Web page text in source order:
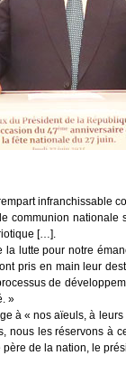
infranchissable
communion
[…].
lutte pour notre
pris en main leur
de
»
à « nos aïeuls, à
les réservons à
de la nation, le